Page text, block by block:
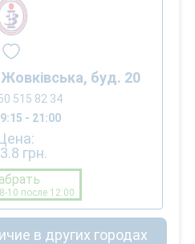
буд. 20
515 82 34
- 21:00
грн.
10 после 12:00
в других городах